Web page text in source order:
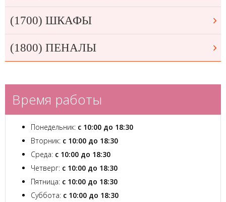
(1700) ШКАФЫ
(1800) ПЕНАЛЫ
Время работы
Понедельник: с 10:00 до 18:30
Вторник: с 10:00 до 18:30
Среда: с 10:00 до 18:30
Четверг: с 10:00 до 18:30
Пятница: с 10:00 до 18:30
Суббота: с 10:00 до 18:30